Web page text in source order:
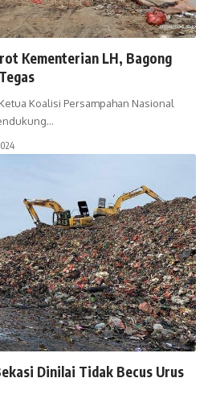
Kementerian LH, Bagong
Koalisi Persampahan Nasional
Dinilai Tidak Becus Urus